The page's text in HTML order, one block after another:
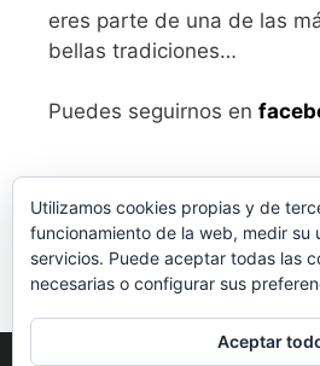
eres parte de una de las
bellas tradiciones…
Puedes seguirnos en
Utilizamos cookies propias y de
funcionamiento de la web, medir su
servicios. Puede aceptar todas las
necesarias o configurar sus
Aceptar